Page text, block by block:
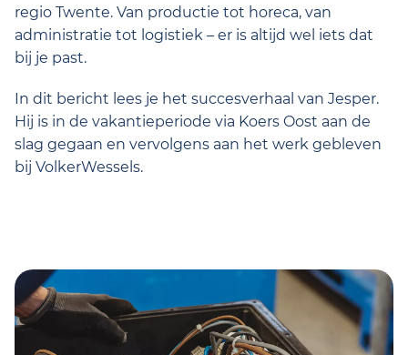
regio Twente. Van productie tot horeca, van
administratie tot logistiek – er is altijd wel iets dat
bij je past.
In dit bericht lees je het succesverhaal van Jesper.
Hij is in de vakantieperiode via Koers Oost aan de
slag gegaan en vervolgens aan het werk gebleven
bij VolkerWessels.